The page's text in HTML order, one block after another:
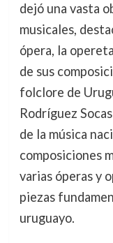
dejó una vasta
musicales,
ópera, la
de sus
folclore de
Rodríguez
de la música
composiciones
varias óperas y
piezas
uruguayo.